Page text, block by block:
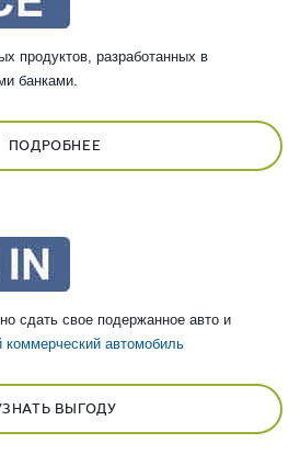
продуктов, разработанных в
банками.
ПОДРОБНЕЕ
сдать свое подержанное авто и
коммерческий автомобиль
ВЫГОДУ